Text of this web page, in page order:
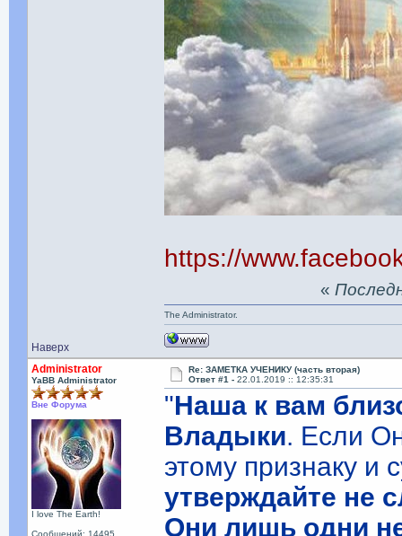
https://
Наверх
«
The Administrator.
Administrator
YaBB Administrator
Вне Форума
I love The Earth!
Сообщений: 14495
Re: ЗАМЕТКА УЧЕНИКУ (часть вторая)
Ответ #1 -22.01.2019 :: 12:35:31
"Наша к вам
Владыки. Если
этому признаку и
утверждайте не
Они лишь одни